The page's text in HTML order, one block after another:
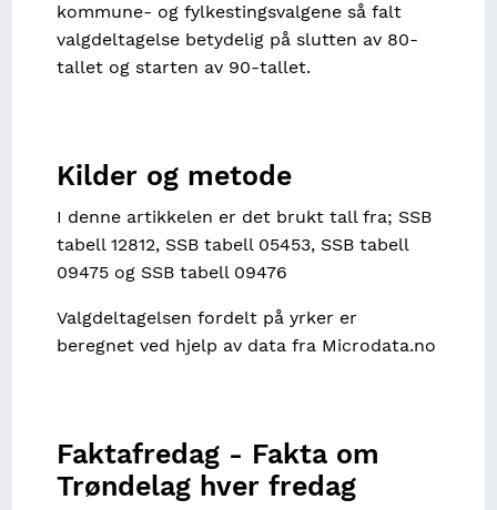
kommune- og fylkestingsvalgene så falt
valgdeltagelse betydelig på slutten av 80-
tallet og starten av 90-tallet.
Kilder og metode
I denne artikkelen er det brukt tall fra; SSB
tabell 12812, SSB tabell 05453, SSB tabell
09475 og SSB tabell 09476
Valgdeltagelsen fordelt på yrker er
beregnet ved hjelp av data fra Microdata.no
Faktafredag - Fakta om
Trøndelag hver fredag